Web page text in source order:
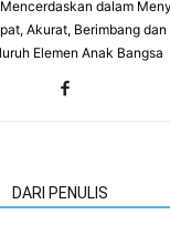
dalam
Akurat, Berimbang
Elemen Anak Bangsa
DARI PENULIS